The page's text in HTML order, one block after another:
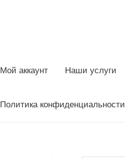
Мой аккаунт Наши услуги
Политика конфиденциальности